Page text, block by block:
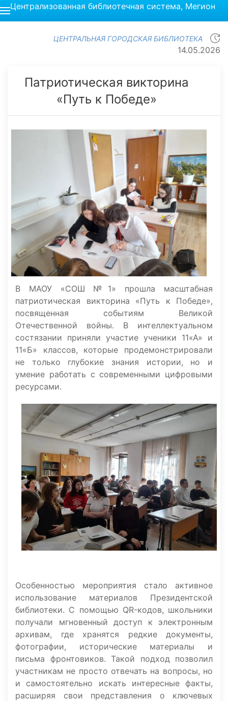
Централизованная библиотечная система, Мегион
ЦЕНТРАЛЬНАЯ ГОРОДСКАЯ БИБЛИОТЕКА
14.05.2026
Патриотическая викторина
«Путь к Победе»
В МАОУ «СОШ №1» прошла масштабная
патриотическая викторина «Путь к Победе»,
посвященная событиям Великой
Отечественной войны. В интеллектуальном
состязании приняли участие ученики 11«А» и
11«Б» классов, которые продемонстрировали
не только глубокие знания истории, но и
умение работать с современными цифровыми
ресурсами.
Особенностью мероприятия стало активное
использование материалов Президентской
библиотеки. С помощью QR-кодов, школьники
получали мгновенный доступ к электронным
архивам, где хранятся редкие документы,
фотографии, исторические материалы и
письма фронтовиков. Такой подход позволил
участникам не просто отвечать на вопросы, но
и самостоятельно искать интересные факты,
расширяя свои представления о ключевых